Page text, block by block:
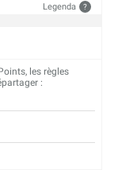
Legenda ?
les règles
: